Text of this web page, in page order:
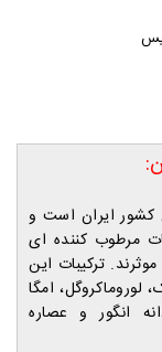
کشور ایران است و
مرطوب کننده ای
ترکیبات این
لوروماکروگل، امگا
انگور و عصاره